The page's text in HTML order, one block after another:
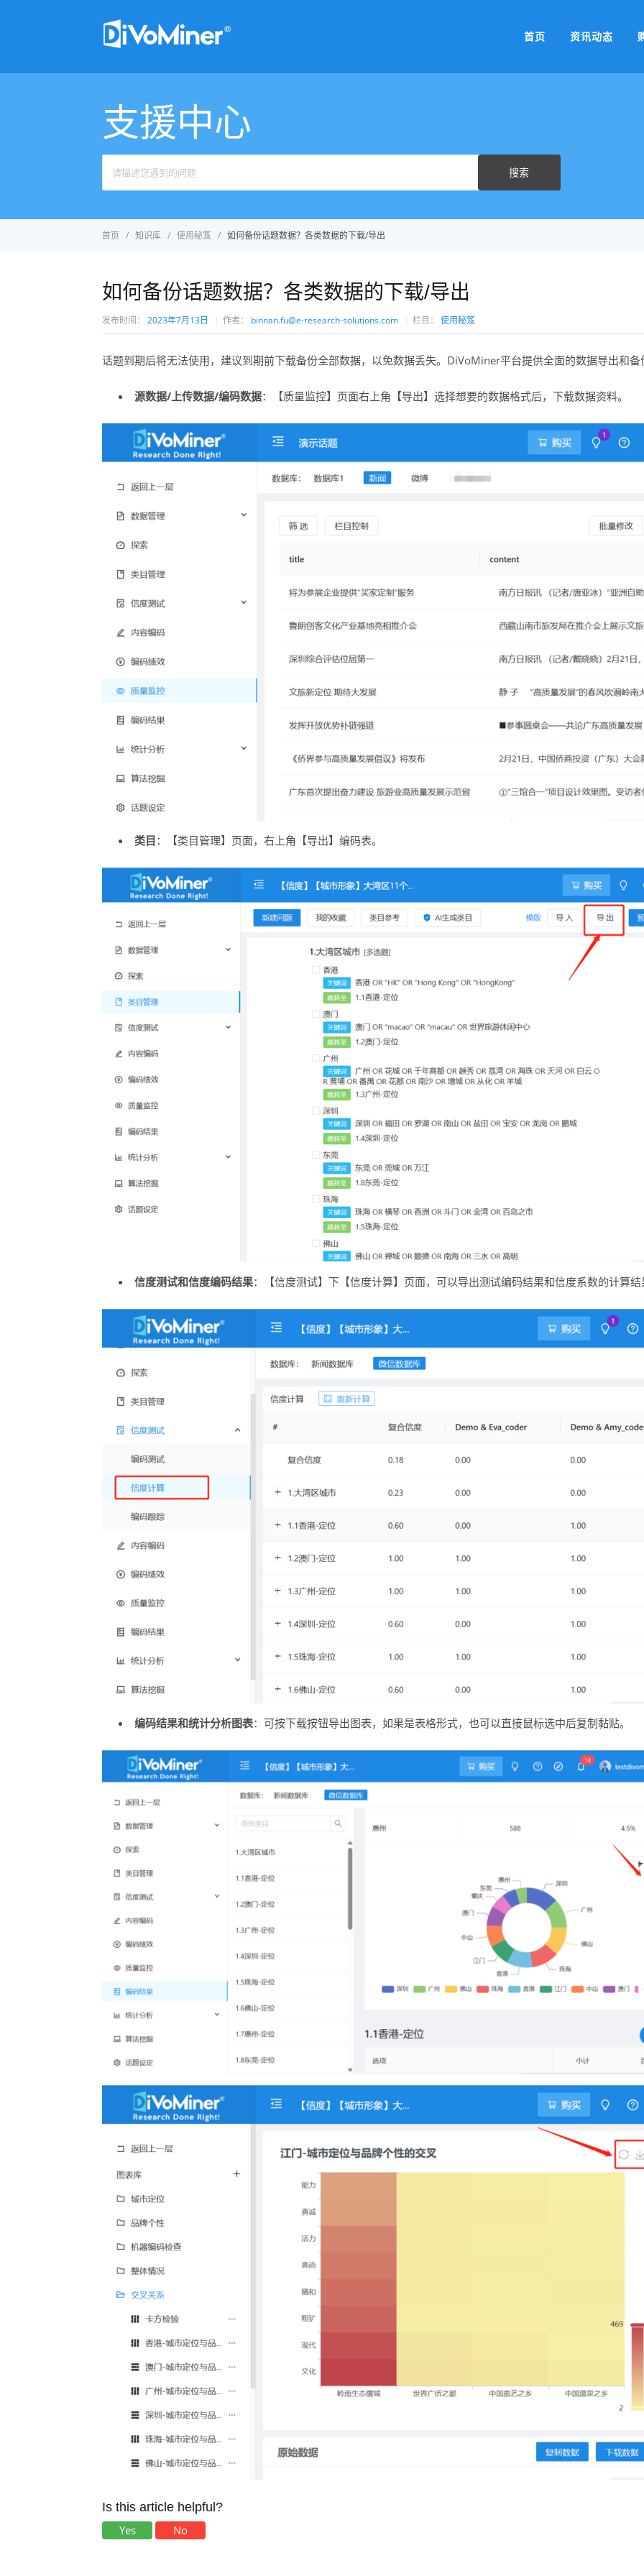
首页 资讯动态
支援中心
搜索
首页 知识库 使用秘笈 如何备份话题数据？各类数据的下载/导出
如何备份话题数据？各类数据的下载/导出
发布时间： 2023年7月13日 作者： binnan.fu@e-research-solutions.com 栏目： 使用秘笈
话题到期后将无法使用，建议到期前下载备份全部数据，以免数据丢失。DiVoMiner平台提供全面的数据导出和备
源数据/上传数据/编码数据：【质量监控】页面右上角【导出】选择想要的数据格式后，下载数据资料。
类目 ：【类目管理】页面，右上角【导出】编码表。
信度测试和信度编码结果：【信度测试】下【信度计算】页面，可以导出测试编码结果和信度系数的计算结
编码结果和统计分析图表：可按下载按钮导出图表，如果是表格形式，也可以直接鼠标选中后复制黏贴。
Is this article helpful?
Yes
No